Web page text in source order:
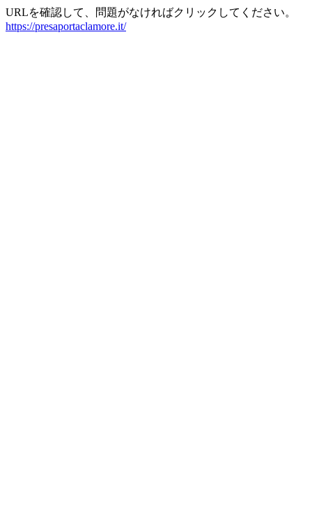
URLを確認して、問題がなければクリックしてください。
https://presaportaclamore.it/